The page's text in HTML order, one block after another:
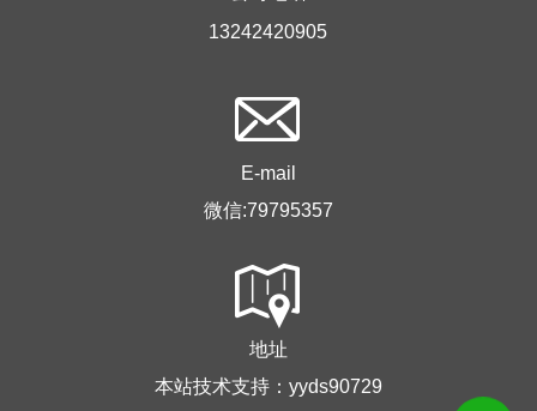
13242420905
E-mail
微信:79795357
地址
本站技术支持：yyds90729